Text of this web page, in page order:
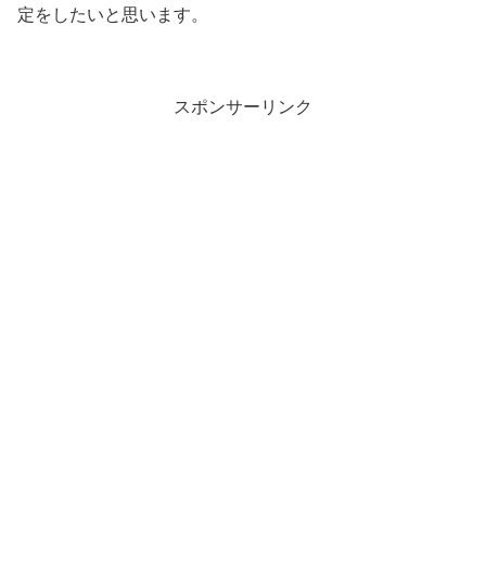
定をしたいと思います。
スポンサーリンク